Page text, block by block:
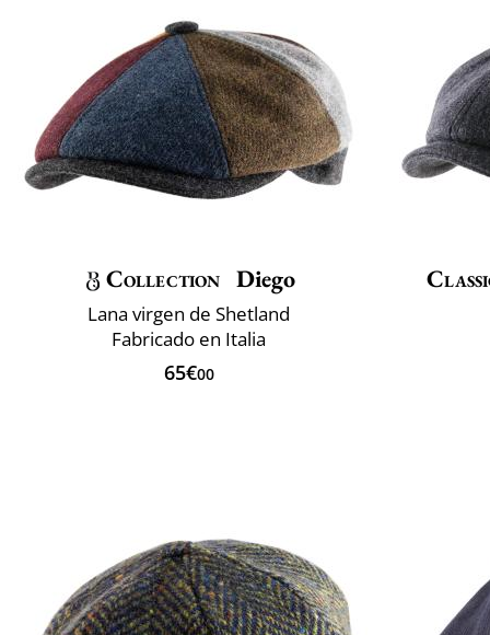
Collection Diego
Lana virgen de Shetland
Fabricado en Italia
65€00